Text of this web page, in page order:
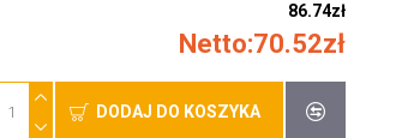
86.74zł
Netto:70.52zł
DODAJ DO KOSZYKA